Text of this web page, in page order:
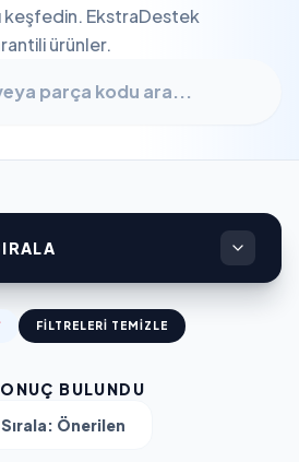
keşfedin. EkstraDestek
ürünler.
FILTRELERI TEMIZLE
BULUNDU
Sırala: Önerilen